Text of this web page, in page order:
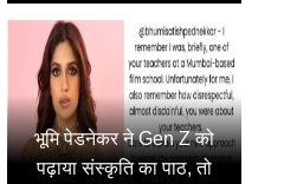
भूमि पेडनेकर ने Gen Z को
पढ़ाया संस्कृति का पाठ, तो